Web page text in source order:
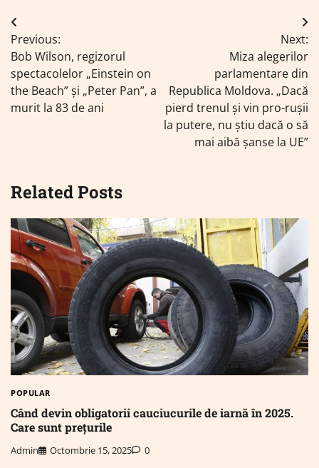
Navigare
în
articole
Previous:
Bob Wilson, regizorul
spectacolelor „Einstein on
the Beach” și „Peter Pan”, a
murit la 83 de ani
Next:
Miza alegerilor
parlamentare din
Republica Moldova. „Dacă
pierd trenul și vin pro-rușii
la putere, nu știu dacă o să
mai aibă șanse la UE”
Related Posts
POPULAR
Când devin obligatorii cauciucurile de iarnă în 2025.
Care sunt prețurile
Admin Octombrie 15, 2025 0